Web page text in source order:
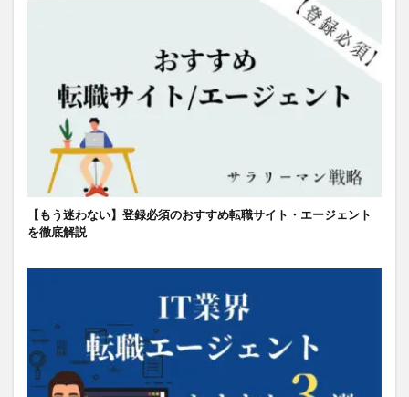
【もう迷わない】登録必須のおすすめ転職サイト・エージェント
を徹底解説